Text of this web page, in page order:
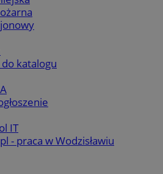
katalogu
IT
- praca w Wodzisławiu